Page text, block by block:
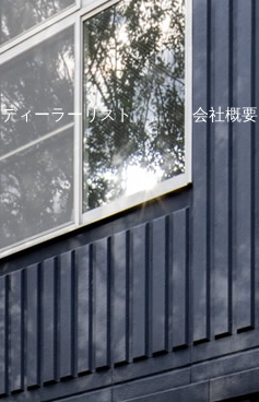
ディーラーリスト 会社概要